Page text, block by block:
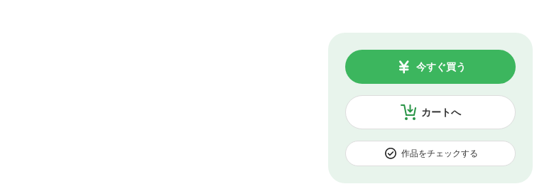
カートへ
今すぐ買う
作品をチェックする